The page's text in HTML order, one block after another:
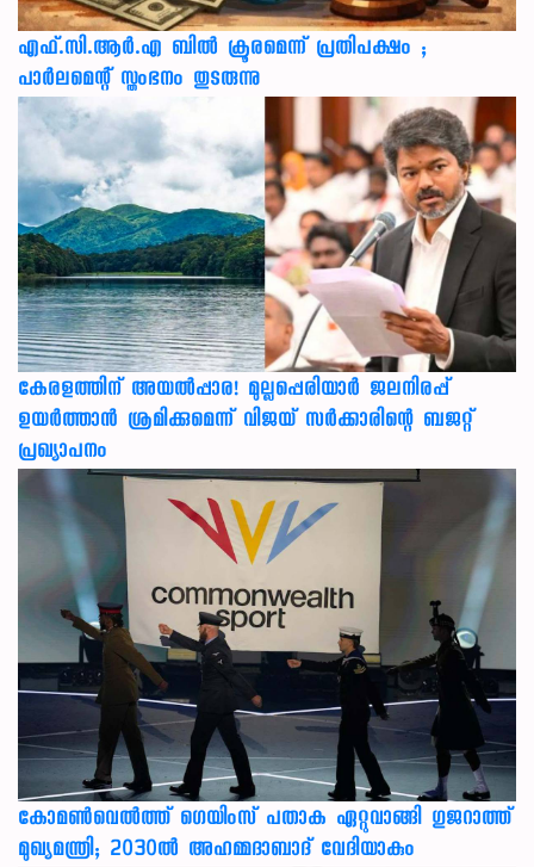
എഫ്.സി.ആർ.എ ബിൽ ക്രൂരമെന്ന് പ്രതിപക്ഷം ;
പാർലമെന്റ് സ്തംഭനം തുടരുന്നു
കേരളത്തിന് അ‌യൽപ്പാര! മുല്ലപ്പെരിയാർ ജലനിരപ്പ്
ഉയർത്താൻ ശ്രമിക്കുമെന്ന് വിജയ് സർക്കാരിന്റെ ബജറ്റ്
പ്രഖ്യാപനം
കോമൺവെൽത്ത് ഗെയിംസ് പതാക ഏറ്റുവാങ്ങി ഗുജറാത്ത്
മുഖ്യമന്ത്രി; 2030ൽ അഹമ്മദാബാദ് വേദിയാകും